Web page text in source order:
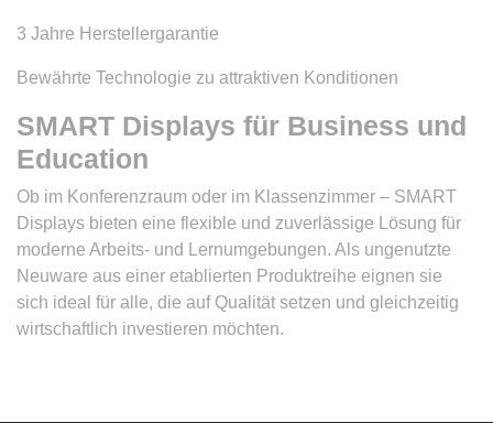
3 Jahre Herstellergarantie
Bewährte Technologie zu attraktiven Konditionen
SMART Displays für Business und
Education
Ob im Konferenzraum oder im Klassenzimmer – SMART
Displays bieten eine flexible und zuverlässige Lösung für
moderne Arbeits- und Lernumgebungen. Als ungenutzte
Neuware aus einer etablierten Produktreihe eignen sie
sich ideal für alle, die auf Qualität setzen und gleichzeitig
wirtschaftlich investieren möchten.